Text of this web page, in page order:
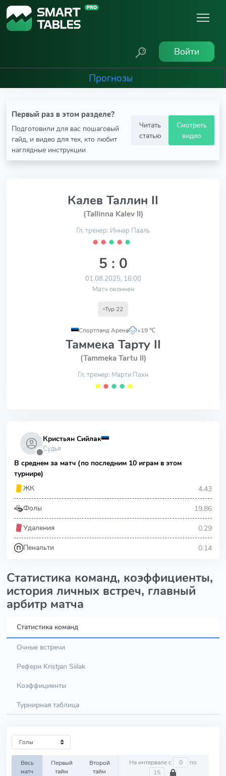
Войти
Прогнозы
Первый раз в этом разделе?
Подготовили для вас пошаговый
гайд, и видео для тех, кто любит
наглядные инструкции
Читать
статью
Смотреть
видео
Калев Таллин II
(Tallinna Kalev II)
Гл. тренер: Иннар Пааль
⬤ ⬤ ⬤ ⬤ ⬤
5 : 0
01.08.2025, 16:00
Матч окончен
Тур 22
Спортланд Арена
, +19 ℃
Таммека Тарту II
(Tammeka Tartu II)
Гл. тренер: Марти Пахн
⬤ ⬤ ⬤ ⬤ ⬤
⬤
Кристьян Сийлак
Судья
В среднем за матч (по последним 10 играм в этом
турнире)
ЖК
4.43
Фолы 19.86
Удаления 0.29
Пенальти 0.14
Статистика команд, коэффициенты,
история личных встреч, главный
арбитр матча
Статистика команд
Очные встречи
Рефери Kristjan Siilak
Коэффициенты
Турнирная таблица
Весь
матч
Первый
тайм
Второй
тайм
На интервале с по